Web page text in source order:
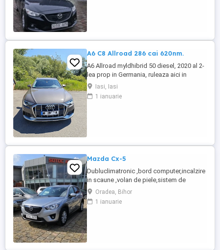
A6 C8 Allroad 286 cai 620nm.
A6 Allroad myldhibrid 50 diesel, 2020 al 2-
lea prop in Germania, ruleaza aici in
Stuttgart, full istoric service pachet
bussiness. Nu fac schimburi!!! !!! detalii
Iasi, Iasi
1 ianuarie
Mazda Cx-5
Dubluclimatronic ,bord computer,incalzire
in scaune ,volan de piele,sistem de
navigatie ,închidere centralizata,pilot
automat,servo,proiectoare de
ceata,comenzi volan,senzori parcare fata
Oradea, Bihor
1 ianuarie